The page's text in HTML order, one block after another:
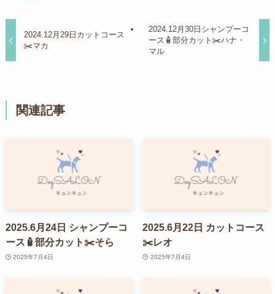
2024.12月29日カットコース
✂️マカ
2024.12月30日シャンプーコ
ース🧴部分カット✂️ハナ・
マル
関連記事
2025.6月24日 シャンプーコ
ース🧴部分カット✂️そら
2025年7月4日
2025.6月22日 カットコース
✂️レオ
2025年7月4日